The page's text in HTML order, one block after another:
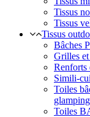
Tissus
Tissus
Tissus
Bâches
Grilles et
Renforts
Simili-
Toiles
Toiles